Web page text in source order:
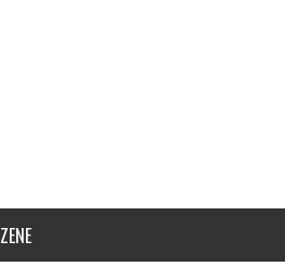
ZENE